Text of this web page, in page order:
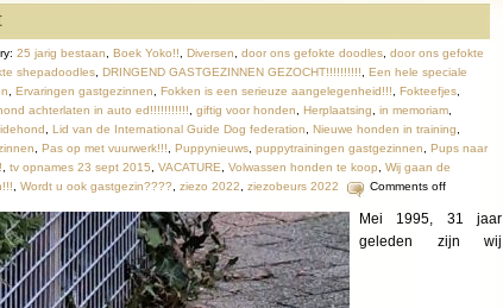
25 jarig bestaan Boek Yoko!! Diversen door ons gefokte doodles door ons gefokte
shepadoodles DRINGEND GASTGEZINNEN GEZOCHT!!!!!!!!!!
Een hele speciale
Ervaringen gastgezinnen Fokken is een serieuze aangelegenheid!!! Fokteefjes
achterlaten in auto ed!!!!!!!!!!! giftig voor honden Herplaatsing in memoriam
Lid van de International Guide Dog federation Nieuwe honden in training
Pas op met vuurwerk!!! Puppynieuws puppytrainingen gastgezinnen
Pups naar
tv opnames 23 sept 2015 VACATURE Volwassen honden te koop
Wij gaan de
Wordt u ook gastgezin???? ziezo 2022 ziezobeurs 2022 Comments off
Mei 1995, 31 jaar
geleden zijn wij